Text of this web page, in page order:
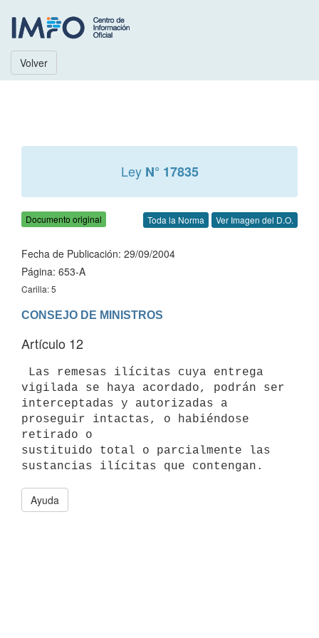
Volver
Ley N° 17835
Documento original Toda la Norma Ver Imagen del D.O.
Fecha de Publicación: 29/09/2004
Página: 653-A
Carilla: 5
CONSEJO DE MINISTROS
Artículo 12
vigilada se haya acordado, podrán ser
interceptadas y autorizadas a
proseguir intactas, o habiéndose
retirado o
sustituido total o parcialmente las
Ayuda